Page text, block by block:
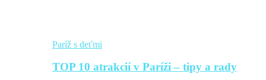
Paríž s deťmi
TOP 10 atrakcií v Paríži – tipy a rady